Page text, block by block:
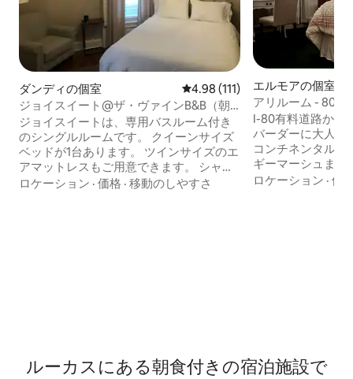
ダンディの個室 レビュー111件、5つ星中4.98つ
4.98 (111)
ジョイスイート@ザ・ヴァインB&B（朝
食付き、バスルームは独立しています）
ジョイスイートは、専用バスルーム付き
のシングルルームです。 クイーンサイズ
ベッドが1台あります。 ツインサイズのエ
アマットレスもご用意できます。 シャッ
ター付きの大きな窓と天井に巻きつく棚
ロケーション · 価格 · 移動のしやすさ
エルモアの個室
アリルーム - 80/
付き！
I-80有料道路から
バーダーに大人気
コンチネンタルブ
ギーマーシュまで
フェリーまで30
ロケーション ·価
ルーカスにある朝食付きの宿泊施設で